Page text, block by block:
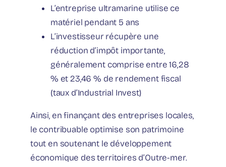
L’entreprise ultramarine utilise ce
matériel pendant 5 ans
L’investisseur récupère une
réduction d’impôt importante,
généralement comprise entre 16,28
% et 23,46 % de rendement fiscal
(taux d’Industrial Invest)
Ainsi, en finançant des entreprises locales,
le contribuable optimise son patrimoine
tout en soutenant le développement
économique des territoires d’Outre-mer.